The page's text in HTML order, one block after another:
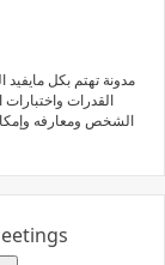
مدونة تهتم بكل
القدرات
الشخص ومعارفه